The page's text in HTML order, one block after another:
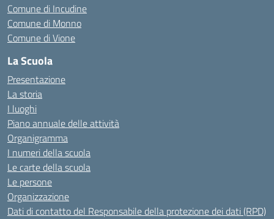
Comune di Incudine
Comune di Monno
Comune di Vione
La Scuola
Presentazione
La storia
I luoghi
Piano annuale delle attività
Organigramma
I numeri della scuola
Le carte della scuola
Le persone
Organizzazione
Dati di contatto del Responsabile della protezione dei dati (RPD)